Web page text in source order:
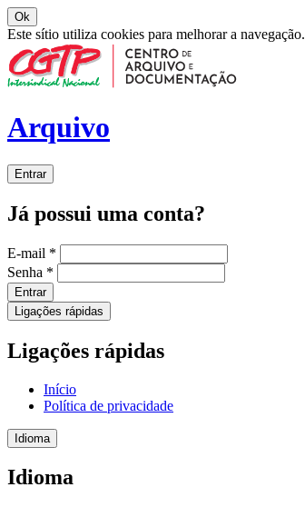
Ok
Este sítio utiliza cookies para melhorar a navegação.
Arquivo
Entrar
Já possui uma conta?
E-mail *
Senha *
Entrar
Ligações rápidas
Ligações rápidas
Início
Política de privacidade
Idioma
Idioma